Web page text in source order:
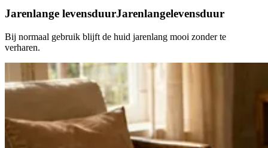
Jarenlange levensduurJarenlangelevensduur
Bij normaal gebruik blijft de huid jarenlang mooi zonder te
verharen.